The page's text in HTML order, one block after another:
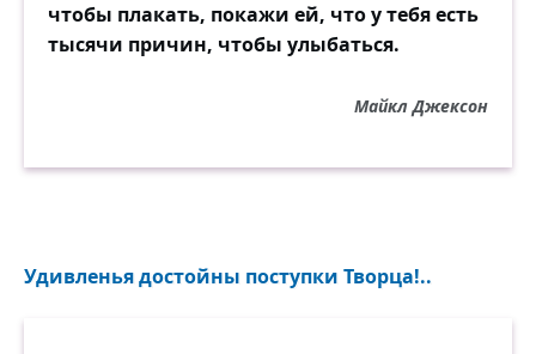
чтобы плакать, покажи ей, что у тебя есть
тысячи причин, чтобы улыбаться.
Майкл Джексон
Удивленья достойны поступки Творца!..